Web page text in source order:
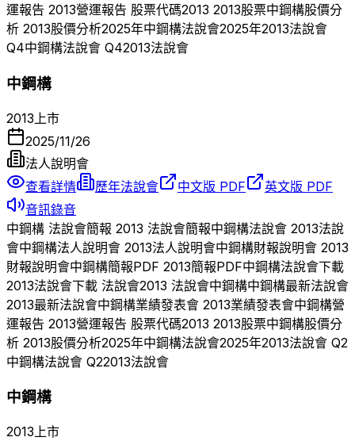
運報告 2013營運報告 股票代碼2013 2013股票中鋼構股價分
析 2013股價分析2025年中鋼構法說會2025年2013法說會
Q4中鋼構法說會 Q42013法說會
中鋼構
2013 上市
2025/11/26
法人說明會
查看詳情
歷年法說會 中文版 PDF
英文版 PDF
音訊錄音
中鋼構 法說會簡報 2013 法說會簡報中鋼構法說會 2013法說
會中鋼構法人說明會 2013法人說明會中鋼構財報說明會 2013
財報說明會中鋼構簡報PDF 2013簡報PDF中鋼構法說會下載
2013法說會下載 法說會2013 法說會中鋼構中鋼構最新法說會
2013最新法說會中鋼構業績發表會 2013業績發表會中鋼構營
運報告 2013營運報告 股票代碼2013 2013股票中鋼構股價分
析 2013股價分析2025年中鋼構法說會2025年2013法說會 Q2
中鋼構法說會 Q22013法說會
中鋼構
2013上市